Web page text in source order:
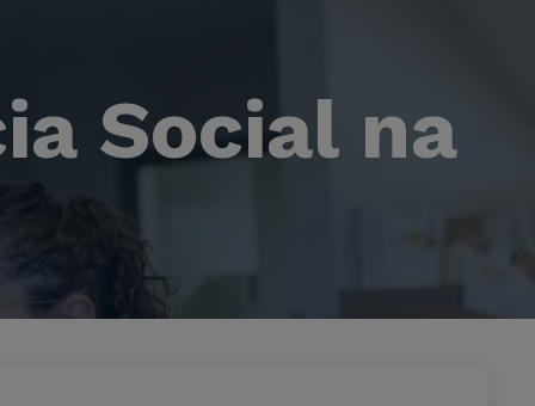
Social na